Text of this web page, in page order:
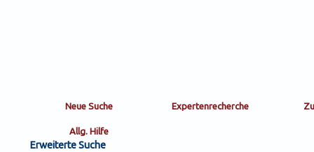
Erweiterte Suche